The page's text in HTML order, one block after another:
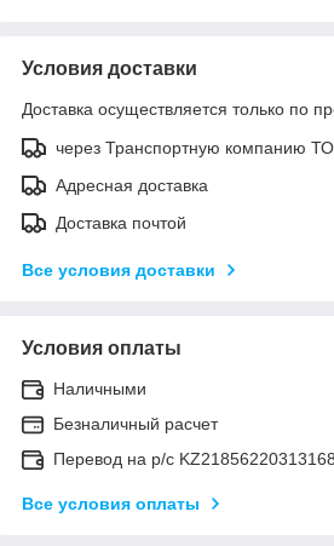
Условия доставки
Доставка осуществляется только по
через Транспортную компанию
Адресная доставка
Доставка почтой
Все условия доставки
Условия оплаты
Наличными
Безналичный расчет
Перевод на р/с
Все условия оплаты